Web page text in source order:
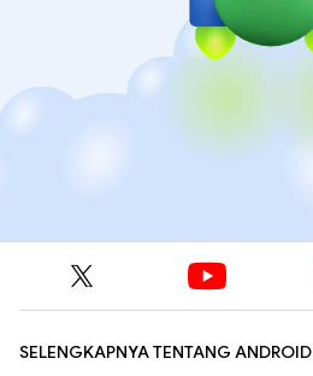
SELENGKAPNYA TENTANG ANDROID